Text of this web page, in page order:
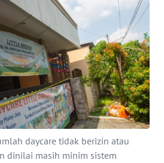
daycare tidak berizin atau
dinilai masih minim sistem